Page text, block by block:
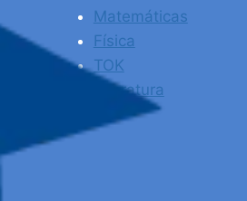
Matemáticas
Física
TOK
Literatura